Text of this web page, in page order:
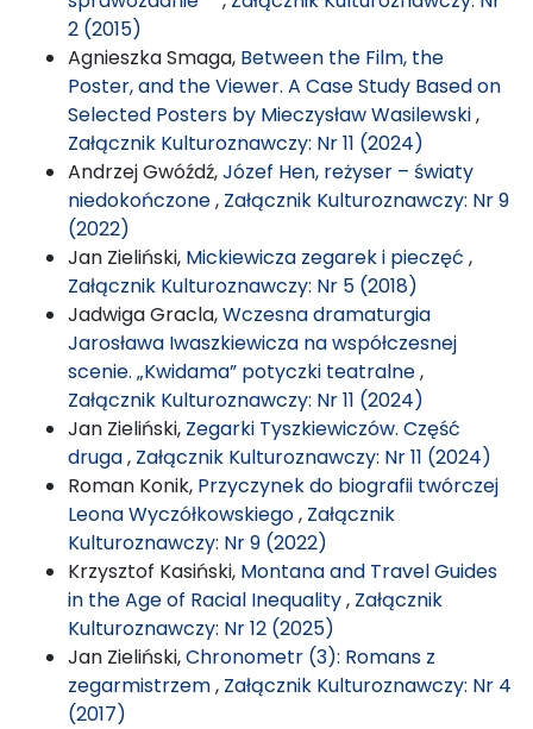
2 (2015)
Agnieszka Smaga, Between the Film, the
Poster, and the Viewer. A Case Study Based on
Selected Posters by Mieczysław Wasilewski,
Załącznik Kulturoznawczy: Nr 11 (2024)
Andrzej Gwóźdź,Józef Hen, reżyser – światy
niedokończone, Załącznik Kulturoznawczy: Nr 9
(2022)
Jan Zieliński, Mickiewicza zegarek i pieczęć ,
Załącznik Kulturoznawczy: Nr 5 (2018)
Jadwiga Gracla,Wczesna dramaturgia
Jarosława Iwaszkiewicza na współczesnej
scenie. „Kwidama” potyczki teatralne,
Załącznik Kulturoznawczy: Nr 11 (2024)
Jan Zieliński, Zegarki Tyszkiewiczów. Część
druga, Załącznik Kulturoznawczy: Nr 11 (2024)
Roman Konik, Przyczynek do biografii twórczej
Leona Wyczółkowskiego, Załącznik
Kulturoznawczy: Nr 9 (2022)
Krzysztof Kasiński, Montana and Travel Guides
in the Age of Racial Inequality, Załącznik
Kulturoznawczy: Nr 12 (2025)
Jan Zieliński,Chronometr (3): Romans z
zegarmistrzem, Załącznik Kulturoznawczy: Nr 4
(2017)